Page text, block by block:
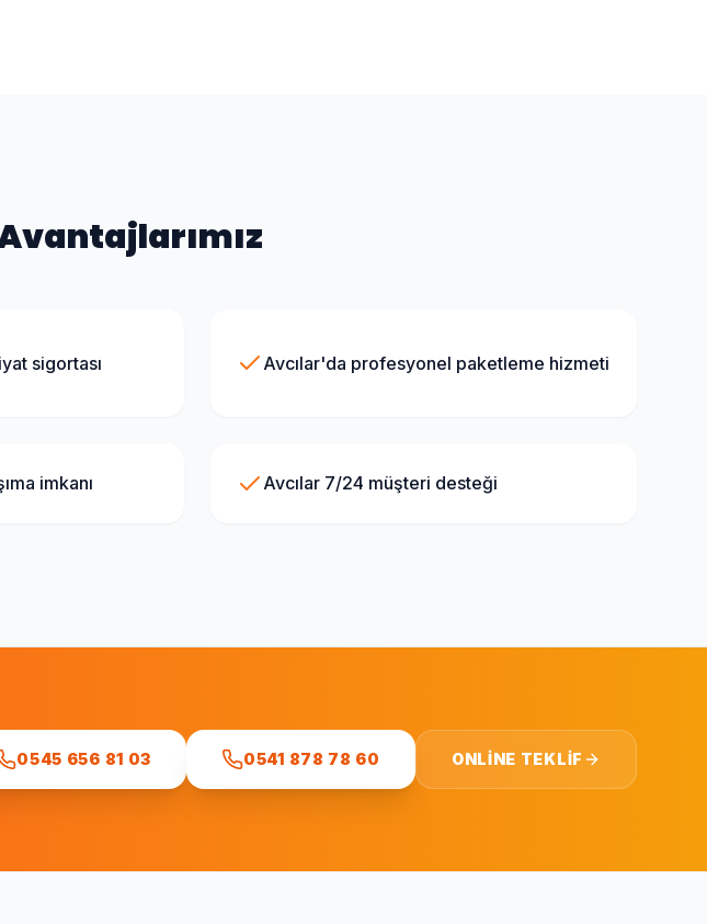
sigortası Avcılar'da profesyonel paketleme hizmeti
imkanı Avcılar 7/24 müşteri desteği
0545 656 81 03 0541 878 78 60 ONLINE TEKLIF